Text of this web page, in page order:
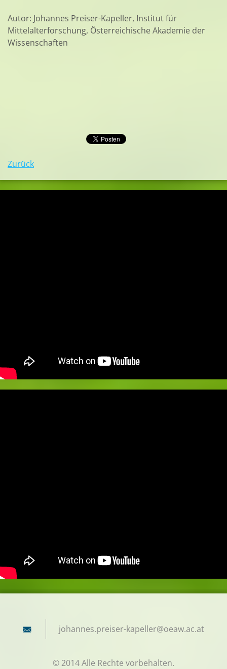
Autor: Johannes Preiser-Kapeller, Institut für
Mittelalterforschung, Österreichische Akademie der
Wissenschaften
Zurück
johannes.preiser-kapeller@oeaw.ac.at
© 2014 Alle Rechte vorbehalten.